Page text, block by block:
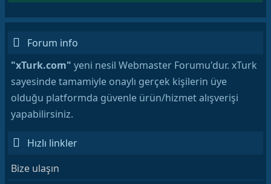
Forum info
"xTurk.com" yeni nesil Webmaster Forumu'dur. xTurk
sayesinde tamamiyle onaylı gerçek kişilerin üye
olduğu platformda güvenle ürün/hizmet alışverişi
yapabilirsiniz.
Hızlı linkler
Bize ulaşın